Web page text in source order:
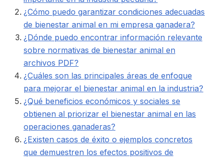
¿Cómo puedo garantizar condiciones adecuadas
de bienestar animal en mi empresa ganadera?
¿Dónde puedo encontrar información relevante
sobre normativas de bienestar animal en
archivos PDF?
¿Cuáles son las principales áreas de enfoque
para mejorar el bienestar animal en la industria?
¿Qué beneficios económicos y sociales se
obtienen al priorizar el bienestar animal en las
operaciones ganaderas?
¿Existen casos de éxito o ejemplos concretos
que demuestren los efectos positivos de